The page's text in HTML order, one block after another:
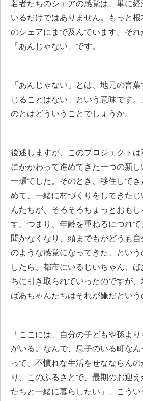
若者たちのシェアの感覚は、単に
いるだけではありません。もっと
のシェアにまで及んでいます。そ
「あんじゃない」です。
「あんじゃない」とは、地元の言
じることはない」という意味です
のとはどういうことでしょうか。
後述しますが、このプロジェクト
にかかわって進めてきた一つの新
一環でした。そのとき、移住して
めて、一緒に村づくりをしてきた
んたちが、そろそろちょっとおも
す。つまり、年齢を重ねるにつれ
聞かなくなり、頭までもがどうも
のような感覚になってきた、とい
したら、都市にいるじいちゃん、
ちに引き取られていったのですが、
ばあちゃんたちはそれが嫌だという
「ここには、自分の子どもや孫よ
がいる。なんで、息子のいる町な
って、不慣れな生活をせなならん
り、このふるさとで、最期のお迎
たちと一緒に暮らしたい」、こうい